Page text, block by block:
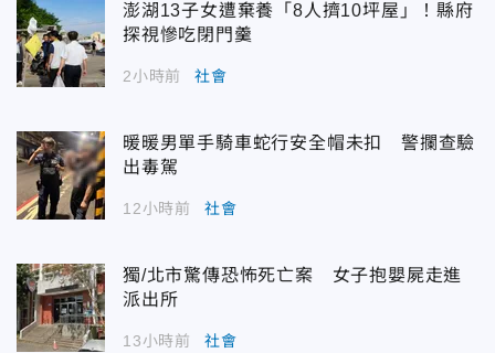
澎湖13子女遭棄養「8人擠10坪屋」！縣府
探視慘吃閉門羹
2小時前 社會
暖暖男單手騎車蛇行安全帽未扣 警攔查驗
出毒駕
12小時前 社會
獨/北市驚傳恐怖死亡案 女子抱嬰屍走進
派出所
13小時前 社會